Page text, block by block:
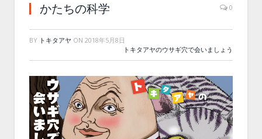
かたちの科学 0
BY トキタアヤ ON 2018年5月8日
トキタアヤのウサギ穴で会いましょう